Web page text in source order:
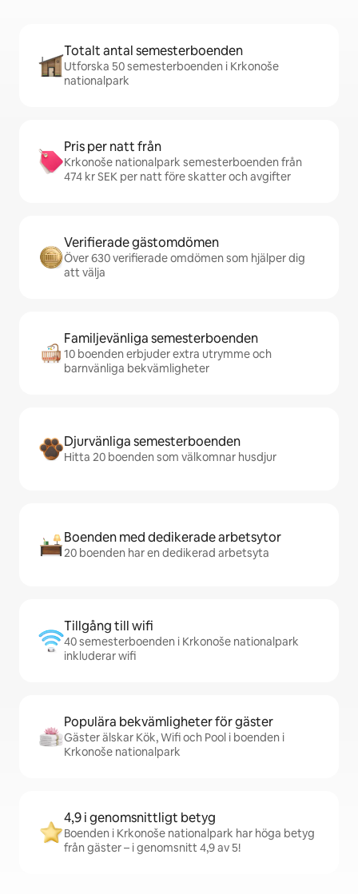
Totalt antal semesterboenden
Utforska 50 semesterboenden i Krkonoše
nationalpark
Pris per natt från
Krkonoše nationalpark semesterboenden från
474 kr SEK per natt före skatter och avgifter
Verifierade gästomdömen
Över 630 verifierade omdömen som hjälper dig
att välja
Familjevänliga semesterboenden
10 boenden erbjuder extra utrymme och
barnvänliga bekvämligheter
Djurvänliga semesterboenden
Hitta 20 boenden som välkomnar husdjur
Boenden med dedikerade arbetsytor
20 boenden har en dedikerad arbetsyta
Tillgång till wifi
40 semesterboenden i Krkonoše nationalpark
inkluderar wifi
Populära bekvämligheter för gäster
Gäster älskar Kök, Wifi och Pool i boenden i
Krkonoše nationalpark
4,9 i genomsnittligt betyg
Boenden i Krkonoše nationalpark har höga betyg
från gäster – i genomsnitt 4,9 av 5!